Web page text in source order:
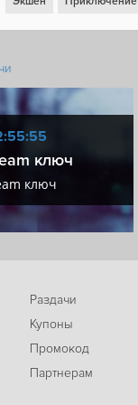
ад Steam Cloud
ключ
ключ
Раздачи
Купоны
Промокод
Партнерам